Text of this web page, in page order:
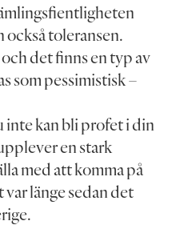
toleransen.
det finns en typ av
som pessimistisk –
inte kan bli profet i din
en stark
med att komma på
länge sedan det